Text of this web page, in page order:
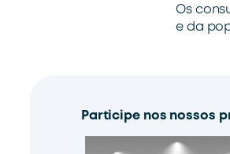
Os
e da
Participe nos nossos